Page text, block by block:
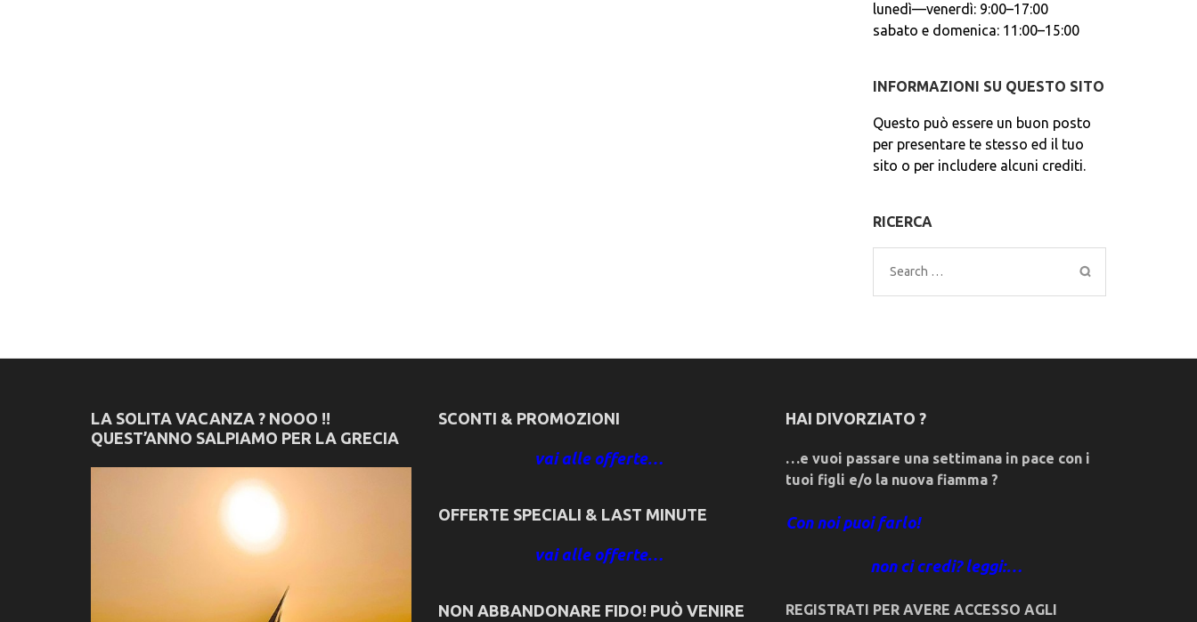
lunedì—venerdì: 9:00–17:00
sabato e domenica: 11:00–15:00
INFORMAZIONI SU QUESTO SITO
Questo può essere un buon posto
per presentare te stesso ed il tuo
sito o per includere alcuni crediti.
RICERCA
Search
for:
LA SOLITA VACANZA ? NOOO !!
QUEST’ANNO SALPIAMO PER LA GRECIA
SCONTI & PROMOZIONI
vai alle offerte…
OFFERTE SPECIALI & LAST MINUTE
vai alle offerte…
NON ABBANDONARE FIDO! PUÒ VENIRE
HAI DIVORZIATO ?
…e vuoi passare una settimana in pace con i
tuoi figli e/o la nuova fiamma ?
Con noi puoi farlo!
non ci credi? leggi:…
REGISTRATI PER AVERE ACCESSO AGLI